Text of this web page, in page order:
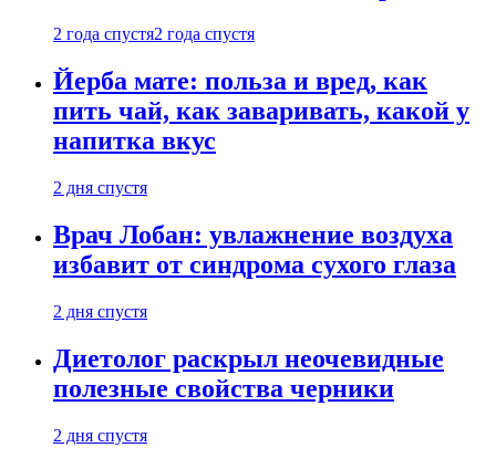
2 года спустя2 года спустя
Йерба мате: польза и вред, как
пить чай, как заваривать, какой у
напитка вкус
2 дня спустя
Врач Лобан: увлажнение воздуха
избавит от синдрома сухого глаза
2 дня спустя
Диетолог раскрыл неочевидные
полезные свойства черники
2 дня спустя